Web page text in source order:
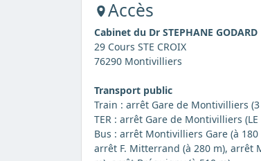
Accès
Cabinet du Dr STEPHANE GODARD
29 Cours STE CROIX
76290 Montivilliers
Transport public
Train : arrêt Gare de Montivilliers (3
TER : arrêt Gare de Montivilliers (LE
Bus : arrêt Montivilliers Gare (à
arrêt F. Mitterrand (à 280 m), arrêt